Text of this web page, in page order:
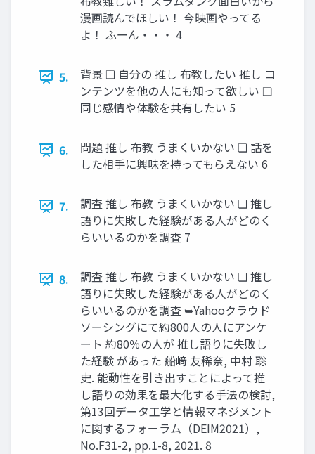
漫画読んでほしい！ 今映画やってる
よ！ ふーん・・・ 4
5.
背景 ❏ 自分の 推し 布教したい 推し コ
ンテンツを他の人にも知って欲しい ❏
同じ感情や体験を共有したい 5
6.
問題 推し 布教 うまくいかない ❏ 話を
した相手に興味を持ってもらえない 6
7.
調査 推し 布教 うまくいかない ❏ 推し
語りに失敗した経験がある人がどのく
らいいるのかを調査 7
8.
調査 推し 布教 うまくいかない ❏ 推し
語りに失敗した経験がある人がどのく
らいいるのかを調査 ➥Yahooクラウド
ソーシングにて約800人の人にアンケ
ート 約80％の人が 推し語りに失敗し
た経験 があった 船﨑 友稀奈, 中村 聡
史. 能動性を引き出すことによって推
し語りの効果を最大化する手法の検討,
第13回データ工学と情報マネジメント
に関するフォーラム（DEIM2021）,
No.F31-2, pp.1-8, 2021. 8